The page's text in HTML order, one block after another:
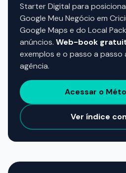
Starter Digital para
Google Meu Negócio em
Google Maps e do Local
anúncios. Web-book
exemplos e o passo a passo
agência.
Acessar o
Ver índice